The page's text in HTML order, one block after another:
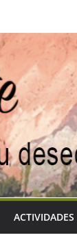
ACTIVIDADES